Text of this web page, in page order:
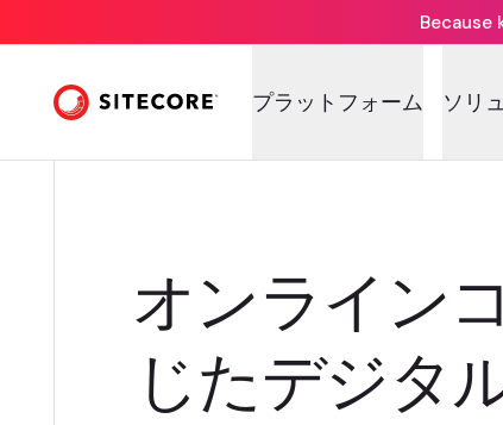
Because
プラットフォーム ソリ
オンライン
じたデジタ